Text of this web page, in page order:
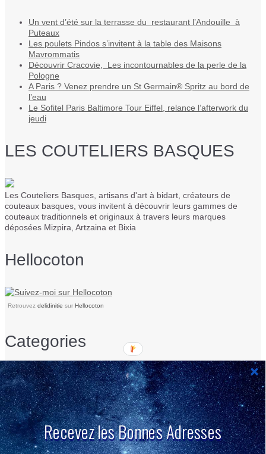
Un vent d’été sur la terrasse du restaurant l’Andouille à
Puteaux
Les poulets Pindos s’invitent à la table des Maisons
Mavrommatis
Découvrir Cracovie, Les incontournables de la perle de la
Pologne
A Paris ? Venez prendre un St Germain® Spritz au bord de
l’eau
Le Sofitel Paris Baltimore Tour Eiffel, relance l’afterwork du
jeudi
LES COUTELIERS BASQUES
Les Couteliers Basques, artisans d'art à bidart, créateurs de
couteaux basques, vous invitent à découvrir leurs gammes de
couteaux traditionnels et originaux à travers leurs marques
déposées Mizpira, Artzaina et Bixia
Hellocoton
Retrouvez delidinitie sur Hellocoton
Categories
Categories
Hellocoton
Retrouvez delidinitiesurHellocoton
Recevez les Bonnes Adresses